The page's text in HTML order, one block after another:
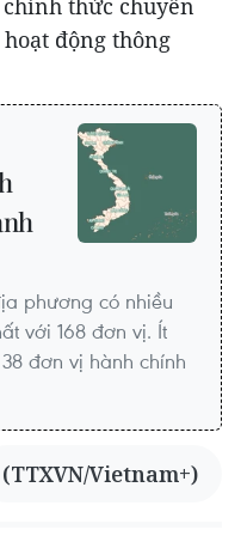
thức chuyển
động thông
phương có nhiều
với 168 đơn vị. Ít
đơn vị hành chính
(TTXVN/Vietnam+)